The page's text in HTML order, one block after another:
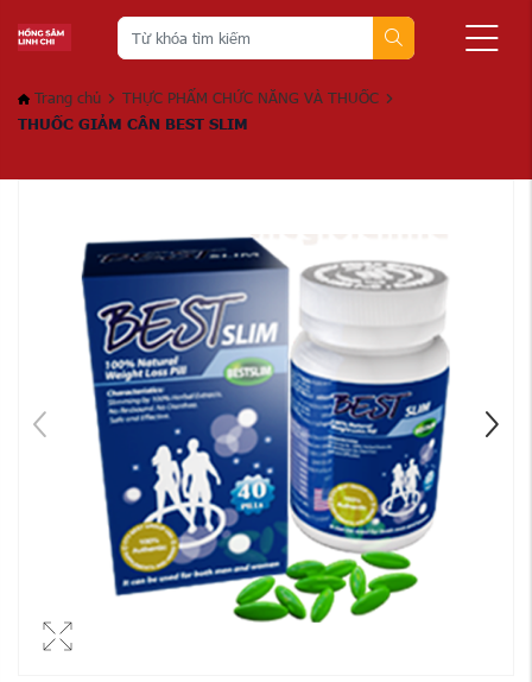
Trang chủ
THỰC PHẨM CHỨC NĂNG VÀ THUỐC
THUỐC GIẢM CÂN BEST SLIM